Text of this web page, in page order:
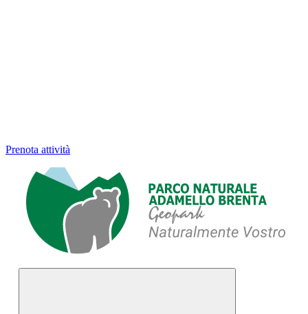
Prenota attività